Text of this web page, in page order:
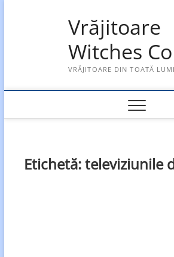
Vrăjitoare
Witches
VRĂJITOARE DIN TOATĂ
Etichetă:televiziunile